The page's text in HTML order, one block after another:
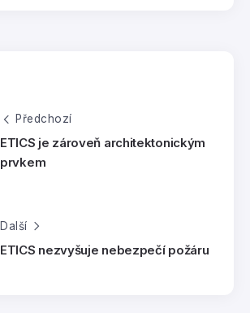
Předchozí
ETICS je zároveň architektonickým
prvkem
Další
ETICS nezvyšuje nebezpečí požáru